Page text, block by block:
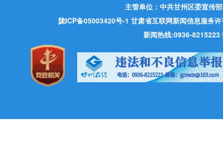
主管单位：中共甘州区委宣传
陇ICP备05003420号-1 甘肃省互联网新闻信息服务
新闻热线:0936-8215223